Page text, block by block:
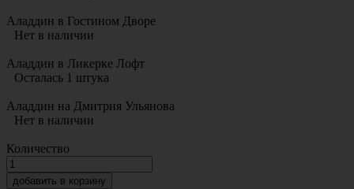
Аладдин в Гостином Дворе
Нет в наличии
Аладдин в Ликерке Лофт
Осталась 1 штука
Аладдин на Дмитрия Ульянова
Нет в наличии
Количество
добавить в корзину